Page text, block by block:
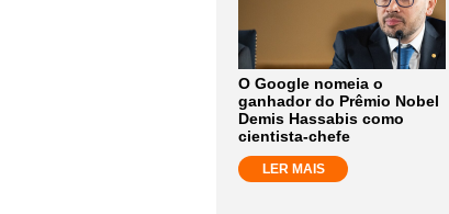
O Google nomeia o
ganhador do Prêmio Nobel
Demis Hassabis como
cientista-chefe
LER MAIS